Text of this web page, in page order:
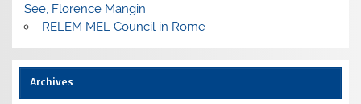
See, Florence Mangin
RELEM MEL Council in Rome
Archives